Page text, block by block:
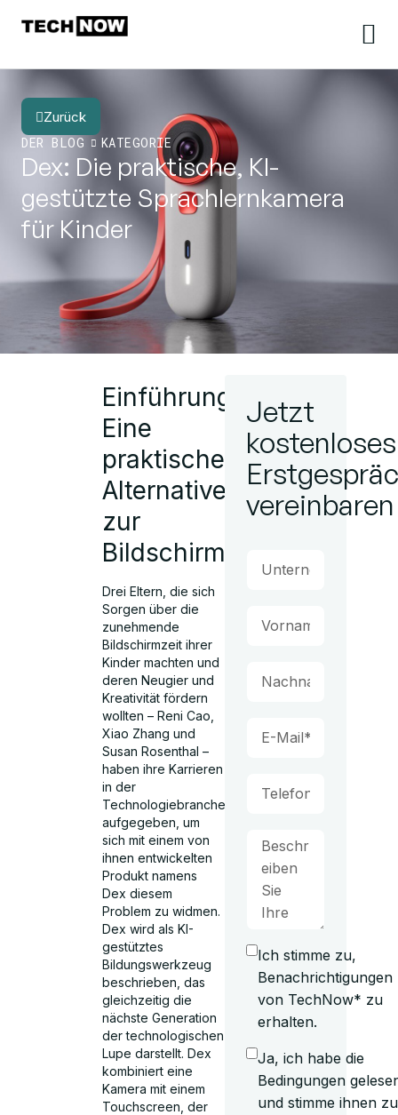
Zurück
DER BLOG
KATEGORIE
Dex: Die praktische, KI-
gestützte Sprachlernkamera
für Kinder
Einführung:
Eine
praktische
Alternative
zur
Bildschirmzeit
Drei Eltern, die sich
Sorgen über die
zunehmende
Bildschirmzeit ihrer
Kinder machten und
deren Neugier und
Kreativität fördern
wollten – Reni Cao,
Xiao Zhang und
Susan Rosenthal –
haben ihre Karrieren
in der
Technologiebranche
aufgegeben, um
sich mit einem von
ihnen entwickelten
Produkt namens
Dex diesem
Problem zu widmen.
Dex wird als KI-
gestütztes
Bildungswerkzeug
beschrieben, das
gleichzeitig die
nächste Generation
der technologischen
Lupe darstellt. Dex
kombiniert eine
Kamera mit einem
Touchscreen, der
Jetzt
kostenloses
vereinbaren
Ich stimme zu,
Benachrichtigungen
von TechNow* zu
erhalten.
Ja, ich habe die
Bedingungen
und stimme ihnen